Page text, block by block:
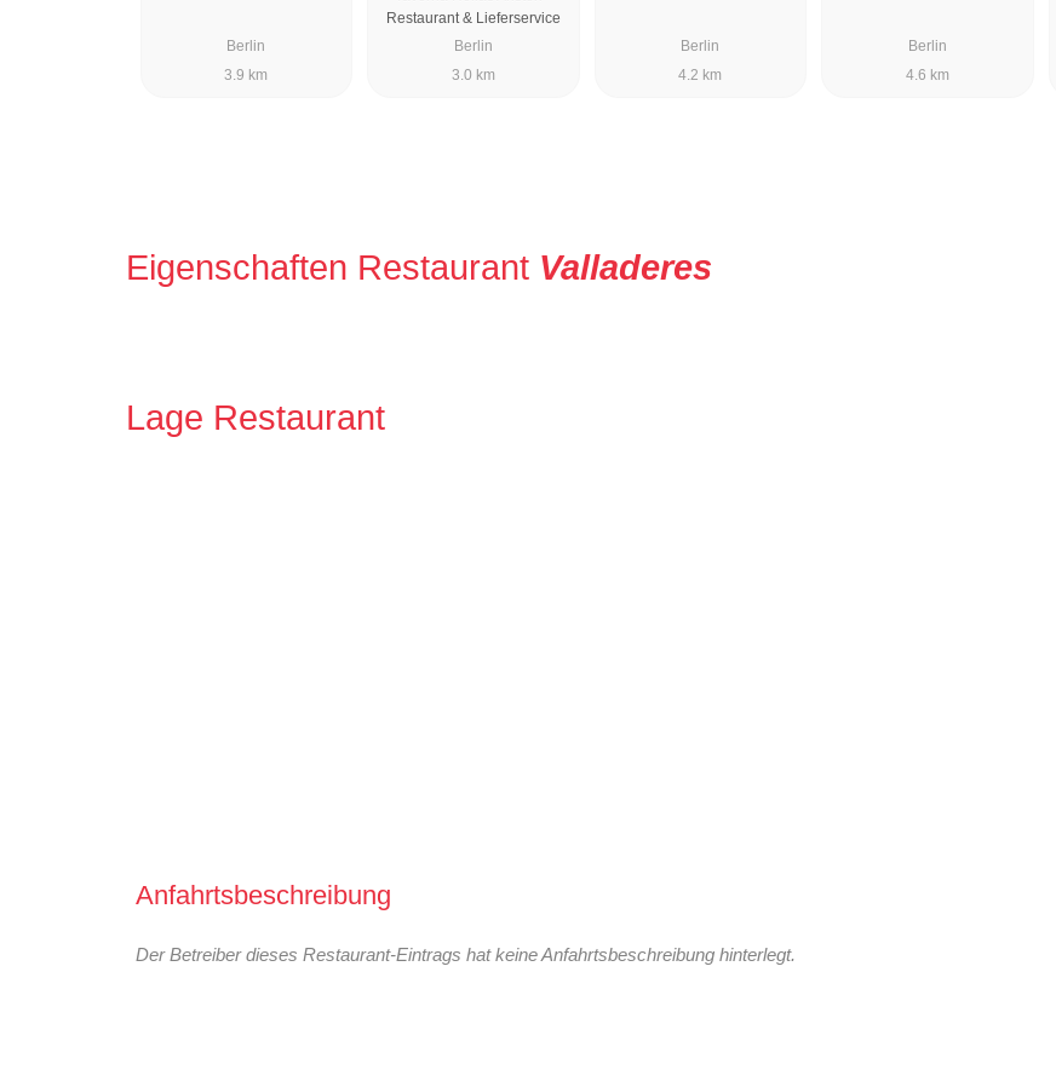
Berlin
3.9 km
Restaurant & Lieferservice
Berlin
3.0 km
Berlin
4.2 km
Berlin
4.6 km
Eigenschaften Restaurant Valladeres
Lage Restaurant
Anfahrtsbeschreibung
Der Betreiber dieses Restaurant-Eintrags hat keine Anfahrtsbeschreibung hinterlegt.